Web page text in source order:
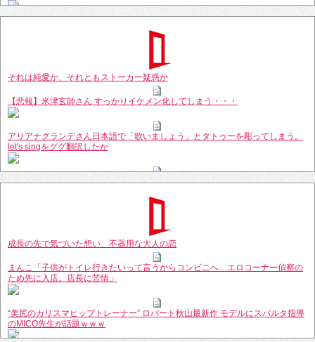
Powered by livedoor 相互RSS
それは純愛か、それともストーカー疑惑か
【悲報】米津玄師さん すっかりイケメン化してしまう・・・
アリアナグランデさん日本語で「歌いましょう」とタトゥーを彫ってしまう。
let's singをググ翻訳したか
今までのプリキュア「普通の女の子が変身します」←おーいいやんｗｗｗ
Powered by livedoor 相互RSS
成長の先で気づいた想い、不器用な大人の恋
まんこ「子供がトイレ行きたいって言うからコンビニへ…エロコーナー偵察の
ため先に入店。店長に苦情」
“美尻のカリスマヒップトレーナー” ロバート秋山最新作 モデルにスパルタ指導
のMICO先生が話題ｗｗｗ